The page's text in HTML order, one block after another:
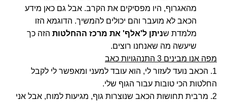
מהאגרוף, היו מפסיקים את הקרב. אבל גם כאן מידע
הכאב לא מועבר והם יכולים להמשיך. הדוגמא הזו
מלמדת שניתן ל'אלף' את מרכז ההחלטות הזה כך
שיעשה מה שאנחנו רוצים.
מפה אנו מבינים 3 התנהגויות כאב
1. הכאב נועד לעזור לי, הוא עובד למעני ומאפשר לי לקבל
החלטות הכי טובות עבור הגוף שלי.
2. מרבית תחושות הכאב שנוצרות גוף, מגיעות למוח, אבל אני